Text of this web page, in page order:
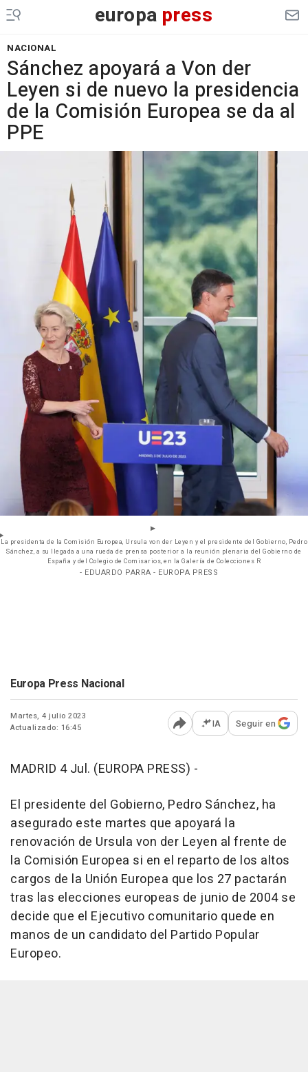
europa press
NACIONAL
Sánchez apoyará a Von der
Leyen si de nuevo la presidencia
de la Comisión Europea se da al
PPE
La presidenta de la Comisión Europea, Ursula von der Leyen y el presidente del Gobierno, Pedro
Sánchez, a su llegada a una rueda de prensa posterior a la reunión plenaria del Gobierno de
España y del Colegio de Comisarios, en la Galería de Colecciones R
- EDUARDO PARRA - EUROPA PRESS
Europa Press Nacional
Martes, 4 julio 2023
Actualizado: 16:45
Abrir opciones para
IA Seguir en
MADRID 4 Jul. (EUROPA PRESS) -
El presidente del Gobierno, Pedro Sánchez, ha
asegurado este martes que apoyará la
renovación de Ursula von der Leyen al frente de
la Comisión Europea si en el reparto de los altos
cargos de la Unión Europea que los 27 pactarán
tras las elecciones europeas de junio de 2004 se
decide que el Ejecutivo comunitario quede en
manos de un candidato del Partido Popular
Europeo.